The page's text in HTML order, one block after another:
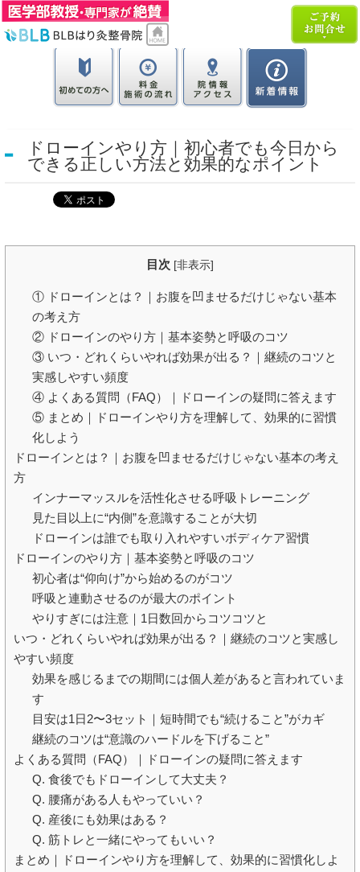
ドローインやり方｜初心者でも今日から
できる正しい方法と効果的なポイント
目次 [非表示]
① ドローインとは？｜お腹を凹ませるだけじゃない基本
の考え方
② ドローインのやり方｜基本姿勢と呼吸のコツ
③ いつ・どれくらいやれば効果が出る？｜継続のコツと
実感しやすい頻度
④ よくある質問（FAQ）｜ドローインの疑問に答えます
⑤ まとめ｜ドローインやり方を理解して、効果的に習慣
化しよう
ドローインとは？｜お腹を凹ませるだけじゃない基本の考え
方
インナーマッスルを活性化させる呼吸トレーニング
見た目以上に“内側”を意識することが大切
ドローインは誰でも取り入れやすいボディケア習慣
ドローインのやり方｜基本姿勢と呼吸のコツ
初心者は“仰向け”から始めるのがコツ
呼吸と連動させるのが最大のポイント
やりすぎには注意｜1日数回からコツコツと
いつ・どれくらいやれば効果が出る？｜継続のコツと実感し
やすい頻度
効果を感じるまでの期間には個人差があると言われていま
す
目安は1日2〜3セット｜短時間でも“続けること”がカギ
継続のコツは“意識のハードルを下げること”
よくある質問（FAQ）｜ドローインの疑問に答えます
Q. 食後でもドローインして大丈夫？
Q. 腰痛がある人もやっていい？
Q. 産後にも効果はある？
Q. 筋トレと一緒にやってもいい？
まとめ｜ドローインやり方を理解して、効果的に習慣化しよ